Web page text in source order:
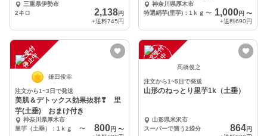
三重県伊勢市
2キロ
2,138円
+送料745円
神奈川県厚木市
特選絹芋(里芋)：1ｋｇ 〜 1,000円 〜
+送料690円
注
文
受
付
停
止
中
鎌田俊幸
注文から1~3日で発送
美肌＆デトックス効果抜群❣ 里
芋(土垂) おまけ付き
神奈川県厚木市
里芋（土垂）：1ｋｇ
〜 800円 〜
注
文
受
付
停
止
中 髙橋俊之
注文から1~5日で発送
山形のねっとり里芋1k（土垂）
山形県米沢市
スーパーで買う2袋分
864円